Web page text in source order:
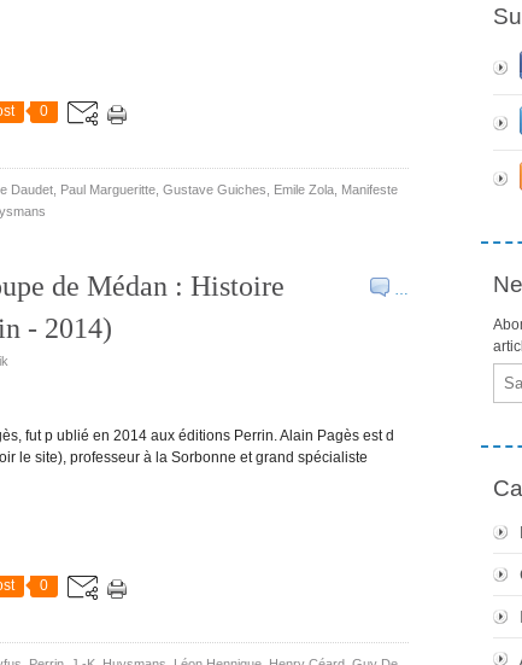
0
Daudet Paul Margueritte Gustave Guiches Emile Zola Manifeste
…
de Médan : Histoire
- 2014)
fut p ublié en 2014 aux éditions Perrin. Alain Pagès est d
le site), professeur à la Sorbonne et grand spécialiste
0